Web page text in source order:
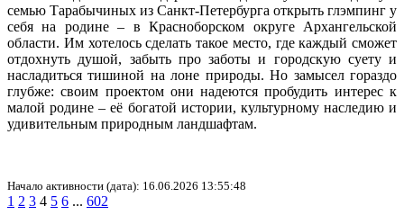
семью Тарабычиных из Санкт-Петербурга открыть глэмпинг у
себя на родине – в Красноборском округе Архангельской
области. Им хотелось сделать такое место, где каждый сможет
отдохнуть душой, забыть про заботы и городскую суету и
насладиться тишиной на лоне природы. Но замысел гораздо
глубже: своим проектом они надеются пробудить интерес к
малой родине – её богатой истории, культурному наследию и
удивительным природным ландшафтам.
Начало активности (дата): 16.06.2026 13:55:48
1 2 3 4 5 6 ... 602